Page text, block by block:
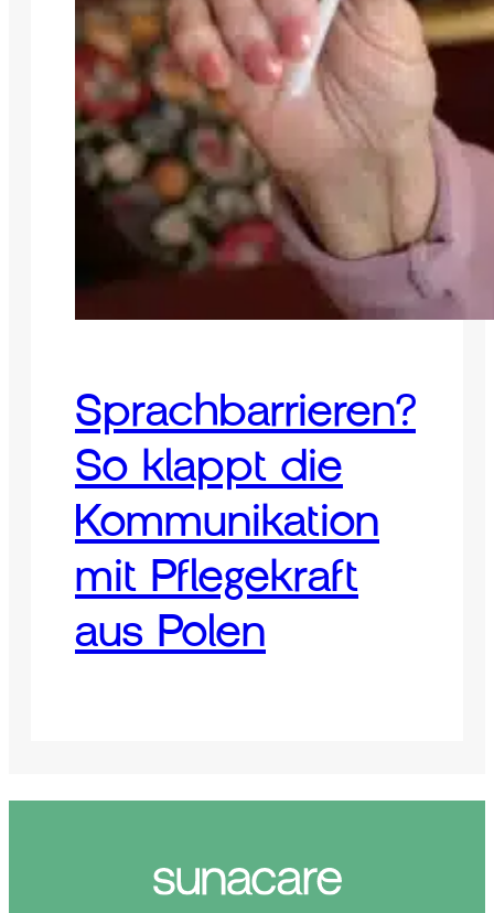
Sprachbarrieren?
So klappt die
Kommunikation
mit Pflegekraft
aus Polen